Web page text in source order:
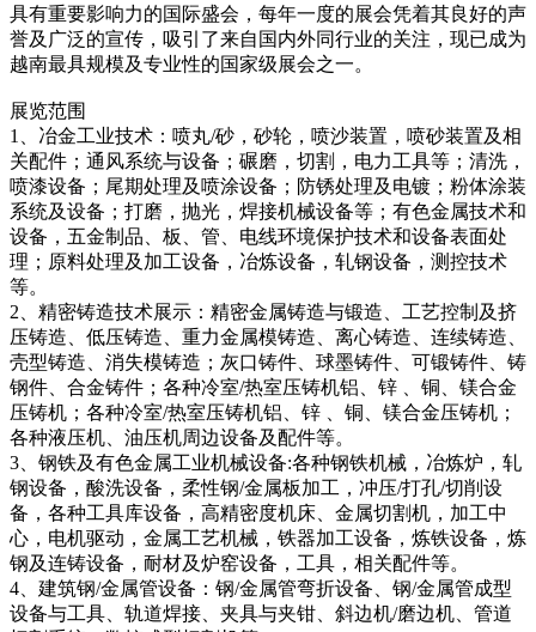
具有重要影响力的国际盛会，每年一度的展会凭着其良好的声
誉及广泛的宣传，吸引了来自国内外同行业的关注，现已成为
越南最具规模及专业性的国家级展会之一。
展览范围
1、冶金工业技术：喷丸/砂，砂轮，喷沙装置，喷砂装置及相
关配件；通风系统与设备；碾磨，切割，电力工具等；清洗，
喷漆设备；尾期处理及喷涂设备；防锈处理及电镀；粉体涂装
系统及设备；打磨，抛光，焊接机械设备等；有色金属技术和
设备，五金制品、板、管、电线环境保护技术和设备表面处
理；原料处理及加工设备，冶炼设备，轧钢设备，测控技术
等。
2、精密铸造技术展示：精密金属铸造与锻造、工艺控制及挤
压铸造、低压铸造、重力金属模铸造、离心铸造、连续铸造、
壳型铸造、消失模铸造；灰口铸件、球墨铸件、可锻铸件、铸
钢件、合金铸件；各种冷室/热室压铸机铝、锌 、铜、镁合金
压铸机；各种冷室/热室压铸机铝、锌 、铜、镁合金压铸机；
各种液压机、油压机周边设备及配件等。
3、钢铁及有色金属工业机械设备:各种钢铁机械，冶炼炉，轧
钢设备，酸洗设备，柔性钢/金属板加工，冲压/打孔/切削设
备，各种工具库设备，高精密度机床、金属切割机，加工中
心，电机驱动，金属工艺机械，铁器加工设备，炼铁设备，炼
钢及连铸设备，耐材及炉窑设备，工具，相关配件等。
4、建筑钢/金属管设备：钢/金属管弯折设备、钢/金属管成型
设备与工具、轨道焊接、夹具与夹钳、斜边机/磨边机、管道